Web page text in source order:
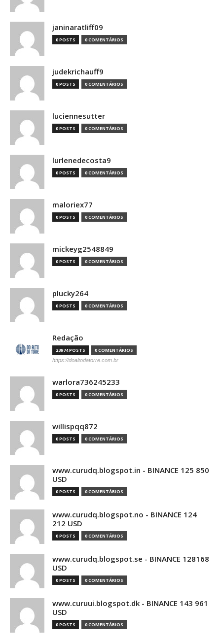
janinaratliff09
0 POSTS 0 COMENTÁRIOS
judekrichauff9
0 POSTS 0 COMENTÁRIOS
luciennesutter
0 POSTS 0 COMENTÁRIOS
lurlenedecosta9
0 POSTS 0 COMENTÁRIOS
maloriex77
0 POSTS 0 COMENTÁRIOS
mickeyg2548849
0 POSTS 0 COMENTÁRIOS
plucky264
0 POSTS 0 COMENTÁRIOS
Redação
23974 POSTS 0 COMENTÁRIOS
https://doaltodatorre.com.br
warlora736245233
0 POSTS 0 COMENTÁRIOS
willispqq872
0 POSTS 0 COMENTÁRIOS
www.curudq.blogspot.in - BINANCE 125 850
USD
0 POSTS 0 COMENTÁRIOS
www.curudq.blogspot.no - BINANCE 124
212 USD
0 POSTS 0 COMENTÁRIOS
www.curudq.blogspot.se - BINANCE 128168
USD
0 POSTS 0 COMENTÁRIOS
www.curuui.blogspot.dk - BINANCE 143 961
USD
0 POSTS 0 COMENTÁRIOS